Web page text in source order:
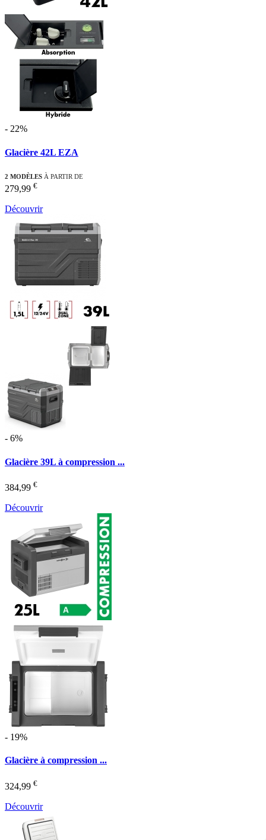
- 22%
Glacière 42L EZA
2 MODÈLES À PARTIR DE
279,99 €
Découvrir
- 6%
Glacière 39L à compression ...
384,99 €
Découvrir
- 19%
Glacière à compression ...
324,99 €
Découvrir